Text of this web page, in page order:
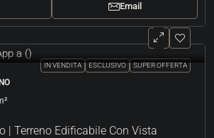
Email
IN VENDITA ESCLUSIVO SUPER OFFERTA
| Terreno Edificabile Con Vista